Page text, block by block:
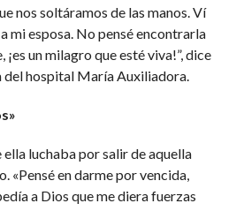
nos soltáramos de las manos. Ví
mi esposa. No pensé encontrarla
un milagro que esté viva!”, dice
del hospital María Auxiliadora.
luchaba por salir de aquella
«Pensé en darme por vencida,
a Dios que me diera fuerzas